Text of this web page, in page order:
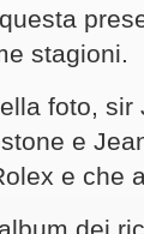
stagioni.
foto,
e
e che
dei